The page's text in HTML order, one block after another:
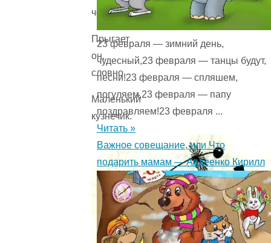
человечек,
Прыгает
он,
словно
Маленький
кузнечик.
23 февраля — зимний день,
чудесный,23 февраля — танцы будут,
песни!23 февраля — спляшем,
погуляем,23 февраля — папу
поздравляем!23 февраля ...
Читать »
Важное совещание, или Что
подарить мамам — Авдеенко Кирилл